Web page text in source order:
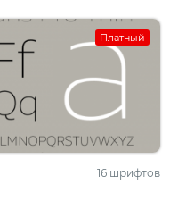
Платный
16 шрифтов